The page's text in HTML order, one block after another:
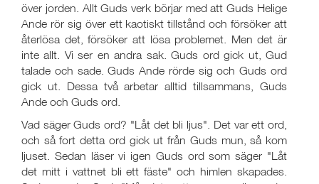
över jorden. Allt Guds verk börjar med att Guds Helige
Ande rör sig över ett kaotiskt tillstånd och försöker att
återlösa det, försöker att lösa problemet. Men det är
inte allt. Vi ser en andra sak. Guds ord gick ut, Gud
talade och sade. Guds Ande rörde sig och Guds ord
gick ut. Dessa två arbetar alltid tillsammans, Guds
Ande och Guds ord.
Vad säger Guds ord? "Låt det bli ljus". Det var ett ord,
och så fort detta ord gick ut från Guds mun, så kom
ljuset. Sedan läser vi igen Guds ord som säger "Låt
det mitt i vattnet bli ett fäste" och himlen skapades.